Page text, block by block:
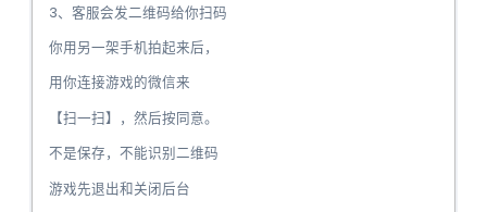
3、客服会发二维码给你扫码
你用另一架手机拍起来后，
用你连接游戏的微信来
【扫一扫】，然后按同意。
️不是保存，不能识别二维码
游戏先退出和关闭后台